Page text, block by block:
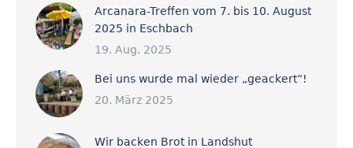
Arcanara-Treffen vom 7. bis 10. August
2025 in Eschbach
19. Aug. 2025
Bei uns wurde mal wieder „geackert“!
20. März 2025
Wir backen Brot in Landshut